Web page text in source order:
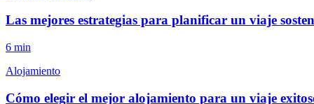
Las mejores estrategias para planificar un viaje
6 min
Alojamiento
Cómo elegir el mejor alojamiento para un viaje